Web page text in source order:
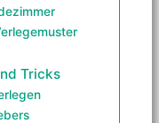
Tricks